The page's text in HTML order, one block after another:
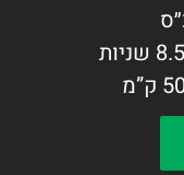
עם מסך